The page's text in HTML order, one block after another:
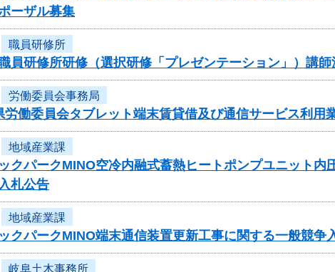
ーザル募集
職員研修所
員研修所研修（選択研修「プレゼンテーション」）講
労働委員会事務局
労働委員会タブレット端末賃貸借及び通信サービス利用
地域産業課
クパークMINO空冷内融式蓄熱ヒートポンプユニット
札公告
地域産業課
クパークMINO端末通信装置更新工事に関する一般競争
岐阜土木事務所